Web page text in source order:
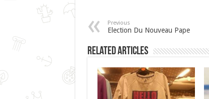
Previous
Election Du Nouveau Pape
Related Articles